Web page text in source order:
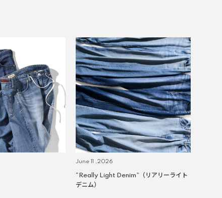
June 11 ,2026
“Really Light Denim”（リアリーライト
デニム）